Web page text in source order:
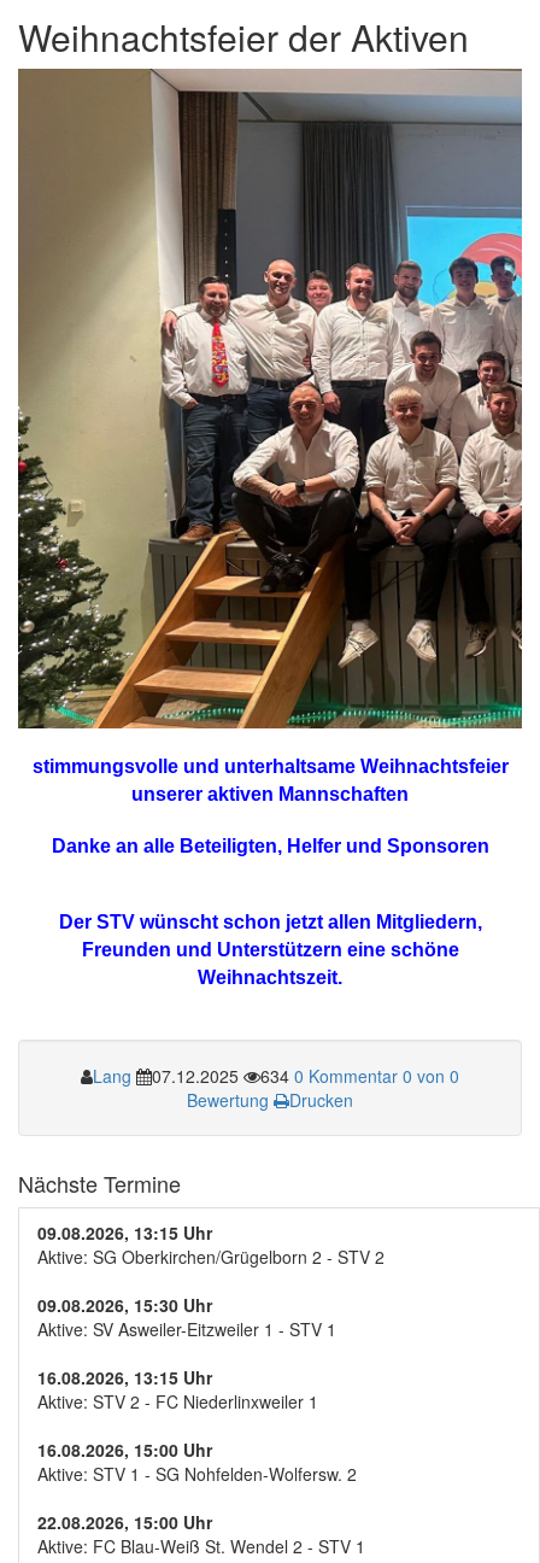
Weihnachtsfeier der Aktiven
stimmungsvolle und unterhaltsame Weihnachtsfeier
unserer aktiven Mannschaften
Danke an alle Beteiligten, Helfer und Sponsoren
Der STV wünscht schon jetzt allen Mitgliedern,
Freunden und Unterstützern eine schöne
Weihnachtszeit.
Lang 07.12.2025 634 0 Kommentar 0 von 0
Bewertung
Drucken
Nächste Termine
09.08.2026, 13:15 Uhr
Aktive: SG Oberkirchen/Grügelborn 2 - STV 2
09.08.2026, 15:30 Uhr
Aktive: SV Asweiler-Eitzweiler 1 - STV 1
16.08.2026, 13:15 Uhr
Aktive: STV 2 - FC Niederlinxweiler 1
16.08.2026, 15:00 Uhr
Aktive: STV 1 - SG Nohfelden-Wolfersw. 2
22.08.2026, 15:00 Uhr
Aktive: FC Blau-Weiß St. Wendel 2 - STV 1